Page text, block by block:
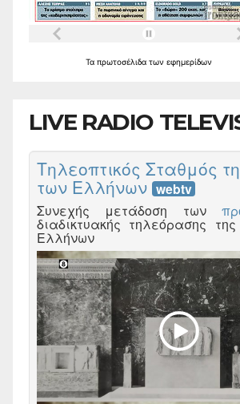
Τα πρωτοσέλιδα των εφημερίδων
LIVE RADIO